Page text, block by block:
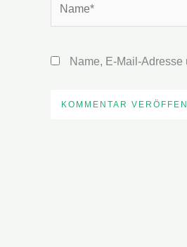
Name, E-Mail-